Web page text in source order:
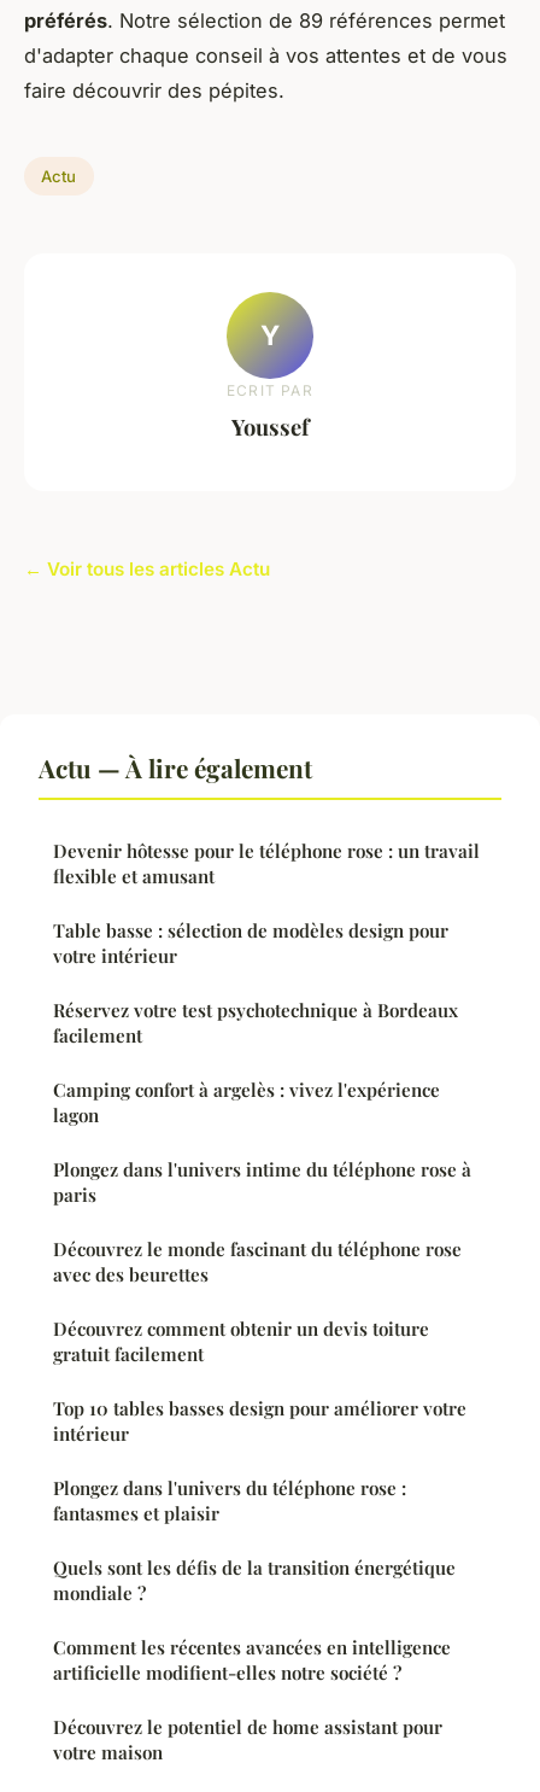
préférés. Notre sélection de 89 références permet
d'adapter chaque conseil à vos attentes et de vous
faire découvrir des pépites.
Actu
Y
ECRIT PAR
Youssef
← Voir tous les articles Actu
Actu — À lire également
Devenir hôtesse pour le téléphone rose : un travail
flexible et amusant
Table basse : sélection de modèles design pour
votre intérieur
Réservez votre test psychotechnique à Bordeaux
facilement
Camping confort à argelès : vivez l'expérience
lagon
Plongez dans l'univers intime du téléphone rose à
paris
Découvrez le monde fascinant du téléphone rose
avec des beurettes
Découvrez comment obtenir un devis toiture
gratuit facilement
Top 10 tables basses design pour améliorer votre
intérieur
Plongez dans l'univers du téléphone rose :
fantasmes et plaisir
Quels sont les défis de la transition énergétique
mondiale ?
Comment les récentes avancées en intelligence
artificielle modifient-elles notre société ?
Découvrez le potentiel de home assistant pour
votre maison